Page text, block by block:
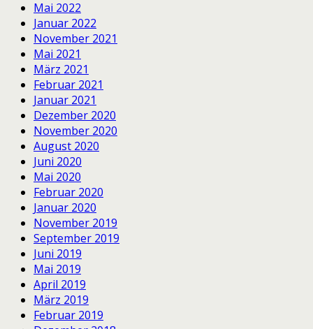
Mai 2022
Januar 2022
November 2021
Mai 2021
März 2021
Februar 2021
Januar 2021
Dezember 2020
November 2020
August 2020
Juni 2020
Mai 2020
Februar 2020
Januar 2020
November 2019
September 2019
Juni 2019
Mai 2019
April 2019
März 2019
Februar 2019